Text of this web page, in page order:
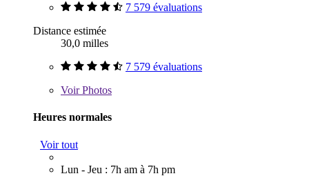
7 579 évaluations
Distance estimée
30,0 milles
7 579 évaluations
VoirPhotos
Heures normales
Voir tout
Lun - Jeu : 7h am à 7h pm